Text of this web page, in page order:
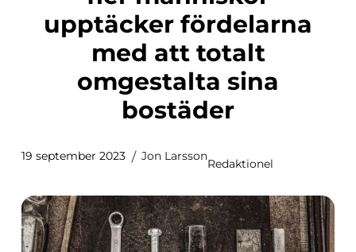
upptäcker fördelarna
med att totalt
omgestalta sina
bostäder
19 september 2023 Jon Larsson
Redaktionel